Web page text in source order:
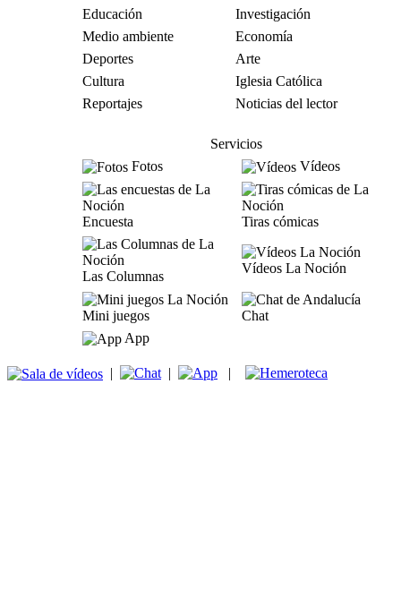
Educación
Investigación
Medio ambiente
Economía
Deportes
Arte
Cultura
Iglesia Católica
Reportajes
Noticias del lector
Servicios
Fotos
Vídeos
Encuesta Tiras cómicas
Las Columnas
Vídeos La Noción
Mini juegos
Chat
App
| | |